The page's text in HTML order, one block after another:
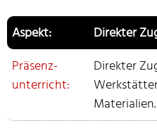
Direkter
Direkter
Materialien.